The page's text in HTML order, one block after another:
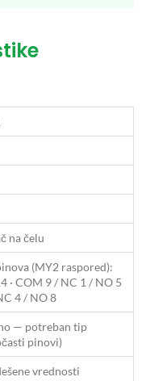
na čelu
(MY2 raspored):
· COM 9 / NC 1 / NO 5
4 / NO 8
— potreban tip
pinovi)
vrednosti